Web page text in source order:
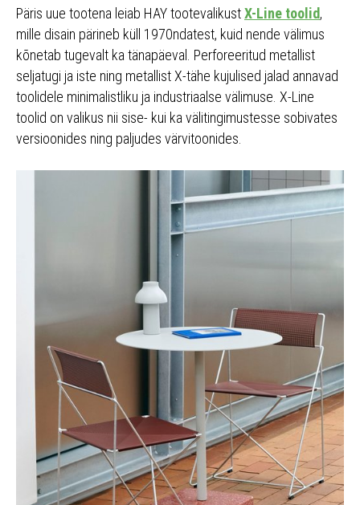
Päris uue tootena leiab HAY tootevalikustX-Line toolid,
mille disain pärineb küll 1970ndatest, kuid nende välimus
kõnetab tugevalt ka tänapäeval. Perforeeritud metallist
seljatugi ja iste ning metallist X-tähe kujulised jalad annavad
toolidele minimalistliku ja industriaalse välimuse. X-Line
toolid on valikus nii sise- kui ka välitingimustesse sobivates
versioonides ning paljudes värvitoonides.